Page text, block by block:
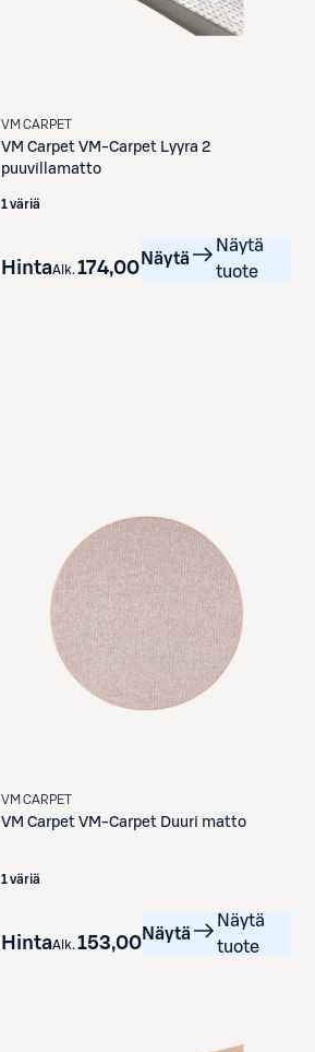
VM CARPET
VM Carpet VM-Carpet Lyyra 2
puuvillamatto
1 väriä
HintaAlk. 174,00 €Näytä
Näytä
tuote
VM CARPET
VM Carpet VM-Carpet Duuri matto
1 väriä
HintaAlk. 153,00 €Näytä
Näytä
tuote